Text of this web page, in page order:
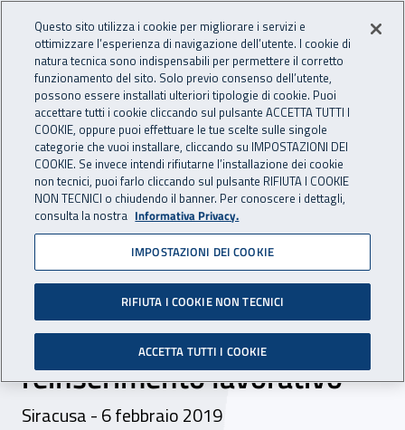
INAIL - Istituto Nazionale
Apri cerca
Navigazione principale
Navigazione - Ti trovi in:
Home Inail comunica Eventi
06 febbraio 2019
Seminario - "Salute e
sicurezza sul lavoro: dalla
prevenzione al
reinserimento lavorativo"
Siracusa - 6 febbraio 2019
Questo sito utilizza i cookie per migliorare i servizi e
ottimizzare l’esperienza di navigazione dell’utente. I cookie di
natura tecnica sono indispensabili per permettere il corretto
funzionamento del sito. Solo previo consenso dell’utente,
possono essere installati ulteriori tipologie di cookie. Puoi
accettare tutti i cookie cliccando sul pulsante ACCETTA TUTTI I
COOKIE, oppure puoi effettuare le tue scelte sulle singole
categorie che vuoi installare, cliccando su IMPOSTAZIONI DEI
COOKIE. Se invece intendi rifiutarne l’installazione dei cookie
non tecnici, puoi farlo cliccando sul pulsante RIFIUTA I COOKIE
NON TECNICI o chiudendo il banner. Per conoscere i dettagli,
consulta la nostra Informativa Privacy.
IMPOSTAZIONI DEI COOKIE
RIFIUTA I COOKIE NON TECNICI
ACCETTA TUTTI I COOKIE